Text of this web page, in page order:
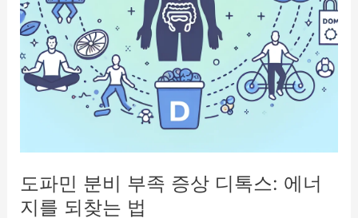
는
간
단
한
도파민 분비 부족 증상 디톡스: 에너
지를 되찾는 법